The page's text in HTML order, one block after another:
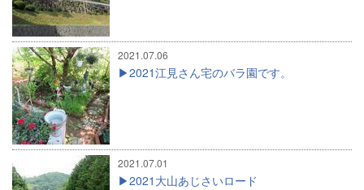
2021.07.06
2021江見さん宅のバラ園です。
2021.07.01
2021大山あじさいロード